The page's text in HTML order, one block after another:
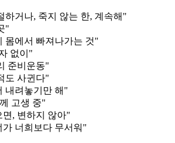
하거나, 죽지 않는 한, 계속해"
"
몸에서 빠져나가는 것"
없이"
준비운동"
도 사귄다"
내려놓기만 해"
고생 중"
, 변하지 않아"
너희보다 무서워"